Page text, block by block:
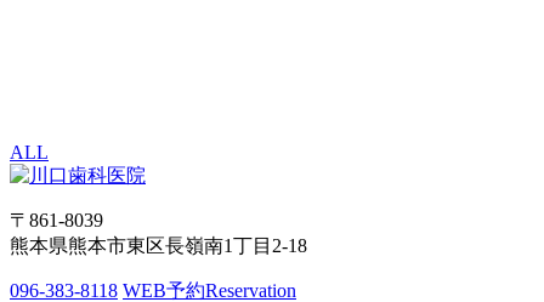
ALL
〒861-8039
熊本県熊本市東区長嶺南1丁目2-18
096-383-8118 WEB予約Reservation